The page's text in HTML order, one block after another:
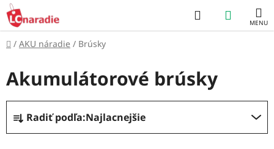
Prejsť
na
obsah
Hľadať
KOŠÍK
Domov
/ AKU náradie / Brúsky
Akumulátorové brúsky
R
a Radiť podľa:Najlacnejšie